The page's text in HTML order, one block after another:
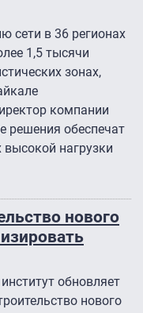
сети в 36 регионах
1,5 тысячи
зонах,
компании
решения обеспечат
нагрузки
нового
обновляет
нового